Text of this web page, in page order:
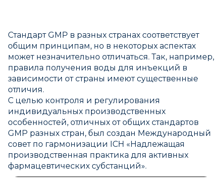
Стандарт GMP в разных странах соответствует
общим принципам, но в некоторых аспектах
может незначительно отличаться. Так, например,
правила получения воды для инъекций в
зависимости от страны имеют существенные
отличия.
С целью контроля и регулирования
индивидуальных производственных
особенностей, отличных от общих стандартов
GMP разных стран, был создан Международный
совет по гармонизации ICH «Надлежащая
производственная практика для активных
фармацевтических субстанций».